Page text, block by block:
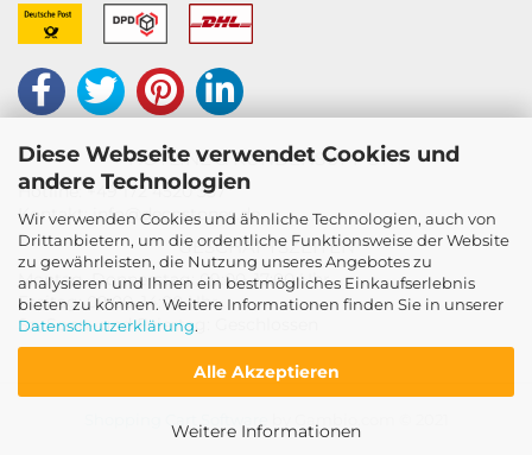
Diese Webseite verwendet Cookies und
andere Technologien
Wir verwenden Cookies und ähnliche Technologien, auch von
Drittanbietern, um die ordentliche Funktionsweise der Website
zu gewährleisten, die Nutzung unseres Angebotes zu
analysieren und Ihnen ein bestmögliches Einkaufserlebnis
bieten zu können. Weitere Informationen finden Sie in unserer
Datenschutzerklärung.
Alle Akzeptieren
Weitere Informationen
HOTLINE & KUNDENSUPPORT
Hotline: +49 172 4520 357
Kontakt: info@decostones.de
GESCHÄFTSZEITEN
Montag–Donnerstag: 09:00–17:00 Uhr
Freitag: 09:00–14:00 Uhr
Sa, Sonn- und Feiertag: Geschlossen